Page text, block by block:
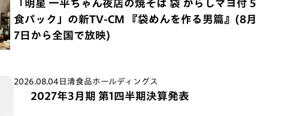
「明星 一平ちゃん夜店の焼そば 袋 からしマヨ付 5
食パック」の新TV-CM 『袋めんを作る男篇』(8月
7日から全国で放映)
2026.08.04 日清食品ホールディングス
2027年3月期 第1四半期決算発表